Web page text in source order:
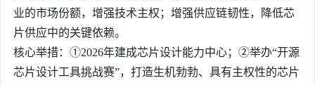
业的市场份额，增强技术主权；增强供应链韧性，降低芯
片供应中的关键依赖。
核心举措：①2026年建成芯片设计能力中心；②举办“开源
芯片设计工具挑战赛”，打造生机勃勃、具有主权性的芯片